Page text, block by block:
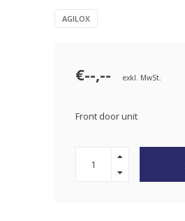
AGILOX
€--,-- exkl. MwSt.
Front door unit